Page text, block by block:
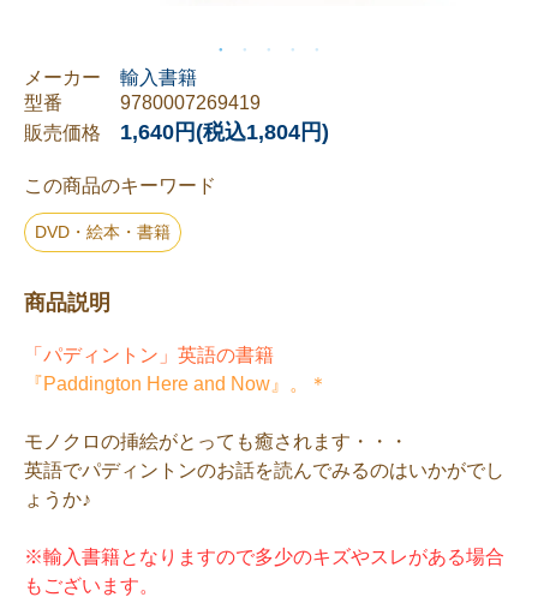
メーカー 輸入書籍
型番
9780007269419
販売価格 1,640円(税込1,804円)
この商品のキーワード
DVD・絵本・書籍
商品説明
「パディントン」英語の書籍
『Paddington Here and Now』。＊
モノクロの挿絵がとっても癒されます・・・
英語でパディントンのお話を読んでみるのはいかがでし
ょうか♪
※輸入書籍となりますので多少のキズやスレがある場合
もございます。